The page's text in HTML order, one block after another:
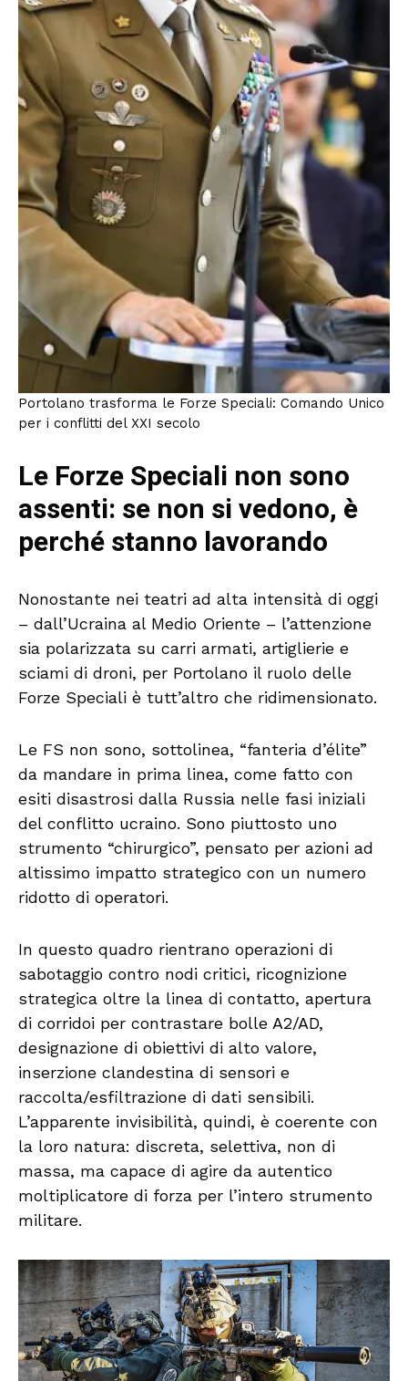
Portolano trasforma le Forze Speciali: Comando Unico
per i conflitti del XXI secolo
Le Forze Speciali non sono
assenti: se non si vedono, è
perché stanno lavorando
Nonostante nei teatri ad alta intensità di oggi
– dall’Ucraina al Medio Oriente – l’attenzione
sia polarizzata su carri armati, artiglierie e
sciami di droni, per Portolano il ruolo delle
Forze Speciali è tutt’altro che ridimensionato.
Le FS non sono, sottolinea, “fanteria d’élite”
da mandare in prima linea, come fatto con
esiti disastrosi dalla Russia nelle fasi iniziali
del conflitto ucraino. Sono piuttosto uno
strumento “chirurgico”, pensato per azioni ad
altissimo impatto strategico con un numero
ridotto di operatori.
In questo quadro rientrano operazioni di
sabotaggio contro nodi critici, ricognizione
strategica oltre la linea di contatto, apertura
di corridoi per contrastare bolle A2/AD,
designazione di obiettivi di alto valore,
inserzione clandestina di sensori e
raccolta/esfiltrazione di dati sensibili.
L’apparente invisibilità, quindi, è coerente con
la loro natura: discreta, selettiva, non di
massa, ma capace di agire da autentico
moltiplicatore di forza per l’intero strumento
militare.